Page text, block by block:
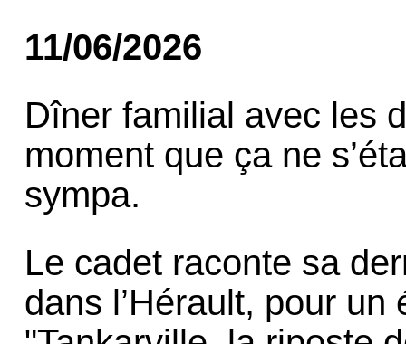
11/06/2026
Dîner familial avec les
moment que ça ne
sympa.
Le cadet raconte sa
dans l’Hérault, pour